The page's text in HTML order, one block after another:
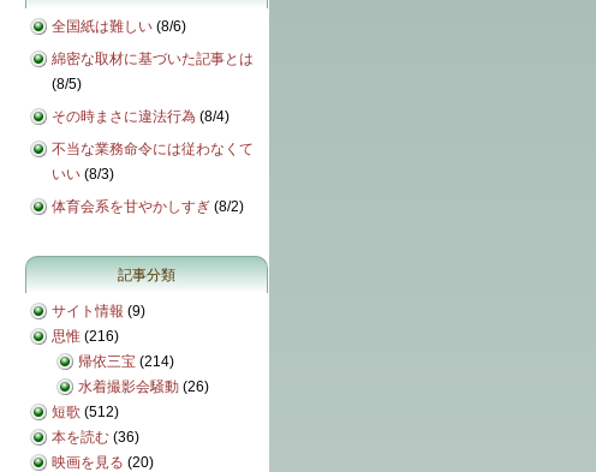
全国紙は難しい (8/6)
綿密な取材に基づいた記事とは
(8/5)
その時まさに違法行為 (8/4)
不当な業務命令には従わなくて
いい (8/3)
体育会系を甘やかしすぎ (8/2)
記事分類
サイト情報 (9)
思惟 (216)
帰依三宝 (214)
水着撮影会騒動 (26)
短歌 (512)
本を読む (36)
映画を見る (20)